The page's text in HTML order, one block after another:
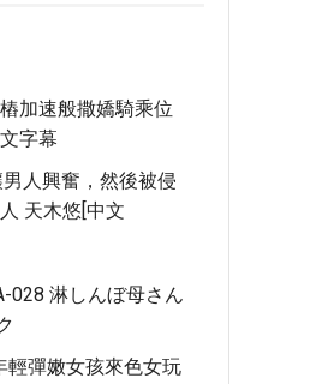
加速般撒嬌騎乘位
字幕
人興奮，然後被侵
天木悠[中文
028 淋しんぼ母さん
輕彈嫩女孩來色女玩